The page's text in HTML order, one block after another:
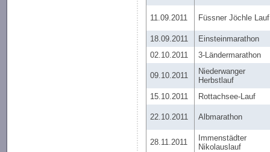
11.09.2011 Füssner Jöchle Lauf
18.09.2011
Einsteinmarathon
02.10.2011
3-Ländermarathon
09.10.2011
Niederwanger
Herbstlauf
15.10.2011
Rottachsee-Lauf
22.10.2011 Albmarathon
28.11.2011
Immenstädter
Nikolauslauf